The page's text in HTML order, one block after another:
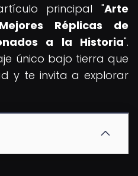
principal "Arte
Réplicas de
a la Historia".
único bajo tierra que
y te invita a explorar